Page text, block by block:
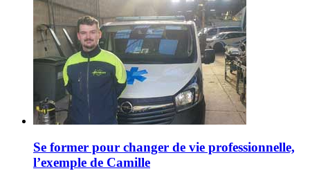
Se former pour changer de vie professionnelle,
l’exemple de Camille